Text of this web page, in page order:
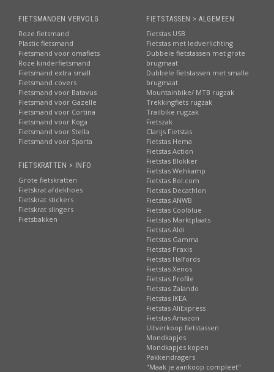
FIETSMANDEN VERVOLG
Roze fietsmand
Plastic fietsmand
Fietsmand voor omafiets
Roze kinderfietsmand
Fietsmand extra small
Fietsmand covers
Fietsmand voor Batavus
Fietsmand voor Gazelle
Fietsmand voor Cortina
Fietsmand voor Koga
Fietsmand voor Stella
Fietsmand voor Sparta
FIETSKRATTEN > INFO
Grote fietskratten
Fietskrat afdekhoes
Fietskrat stickers
Fietskrat slingers
Fietsbakken
FIETSTASSEN > ALGEMEEN
Fietstas USB
Fietstas met ledverlichting
Dubbele fietstassen met grote
brugmaat
Dubbele fietstassen met smalle
brugmaat
Mountainbike/ MTB rugzak
Trekkingfiets rugzak
Trailbike rugzak
Fietszak
Clarijs Fietstas
Fietstas Hema
Fietstas Action
Fietstas Blokker
Fietstas Wehkamp
Fietstas Bol.com
Fietstas Decathlon
Fietstas ANWB
Fietstas Coolblue
Fietstas Marktplaats
Fietstas Aldi
Fietstas Gamma
Fietstas Praxis
Fietstas Halfords
Fietstas Xenos
Fietstas Profile
Fietstas Zalando
Fietstas IKEA
Fietstas AliExpress
Fietstas Amazon
Uitverkoop fietstassen
Mondkapjes
Mondkapjes kopen
Pakkendragers
"Maak je aankoop compleet"